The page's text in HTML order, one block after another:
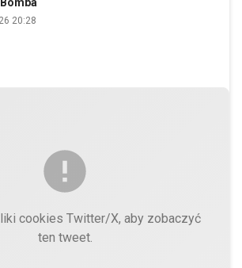
20:28
cookies Twitter/X, aby zobaczyć
ten tweet.